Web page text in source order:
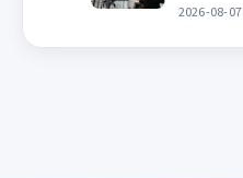
2026-08-07